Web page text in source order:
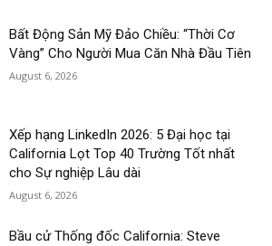
Bất Động Sản Mỹ Đảo Chiều: “Thời Cơ
Vàng” Cho Người Mua Căn Nhà Đầu Tiên
August 6, 2026
Xếp hạng LinkedIn 2026: 5 Đại học tại
California Lọt Top 40 Trường Tốt nhất
cho Sự nghiệp Lâu dài
August 6, 2026
Bầu cử Thống đốc California: Steve